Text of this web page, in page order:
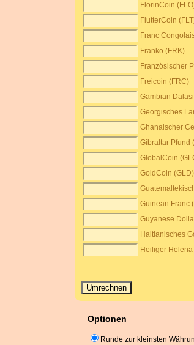
FlorinCoin
FlutterCoin
Franc
Franko (FRK)
Französischer
Freicoin (FRC)
Gambian
Georgisches
Ghanaischer
Gibraltar Pfund
GlobalCoin
GoldCoin (GLD)
Guinean Franc
Guyanese
Haitianisches
Heiliger
Optionen
Runde zur kleinsten